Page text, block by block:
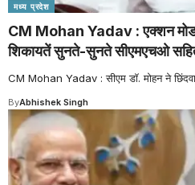
मध्य प्रदेश
CM Mohan Yadav : एक्शन मोड
शिकायतें सुनते-सुनते सीएमएचओ
CM Mohan Yadav : सीएम डॉ. मोहन ने
ByAbhishek Singh